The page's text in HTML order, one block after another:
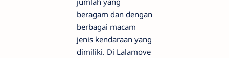
beragam dan dengan
berbagai macam
jenis kendaraan yang
dimiliki. Di Lalamove